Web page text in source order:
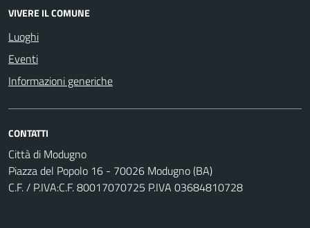
VIVERE IL COMUNE
Luoghi
Eventi
Informazioni generiche
CONTATTI
Città di Modugno
Piazza del Popolo 16 - 70026 Modugno (BA)
C.F. / P.IVA:C.F. 80017070725 P.IVA 03684810728